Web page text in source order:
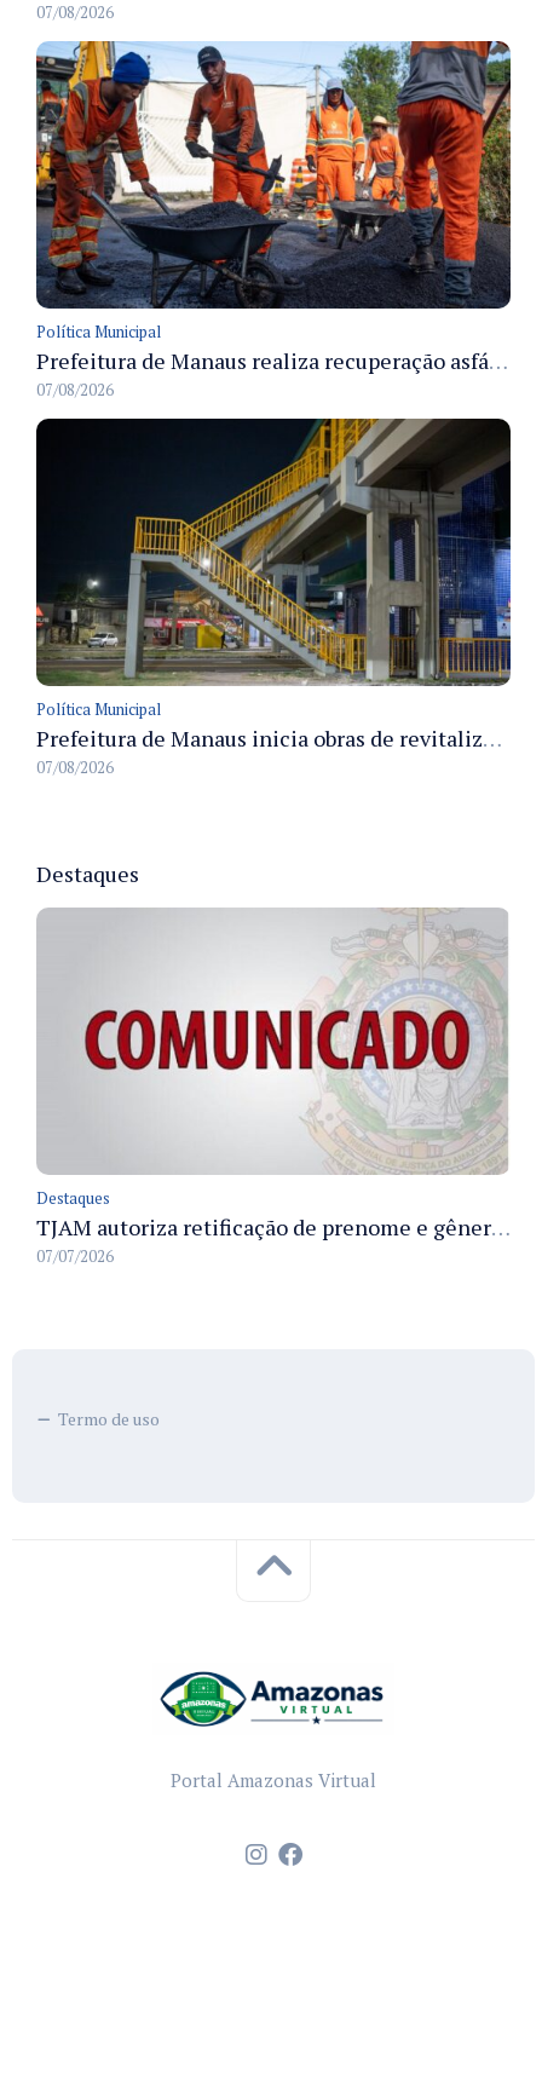
07/08/2026
Política Municipal
Prefeitura de Manaus realiza recuperação asfáltica na rua Canário do Campo e amplia mobilidade na zona Norte
07/08/2026
Política Municipal
Prefeitura de Manaus inicia obras de revitalização na passarela Max Teixeira para ampliar segurança e mobilidade urbana
07/08/2026
Destaques
Destaques
TJAM autoriza retificação de prenome e gênero em registros civis na Comarca de Benjamin Constant
07/07/2026
Termo de uso
Portal Amazonas Virtual